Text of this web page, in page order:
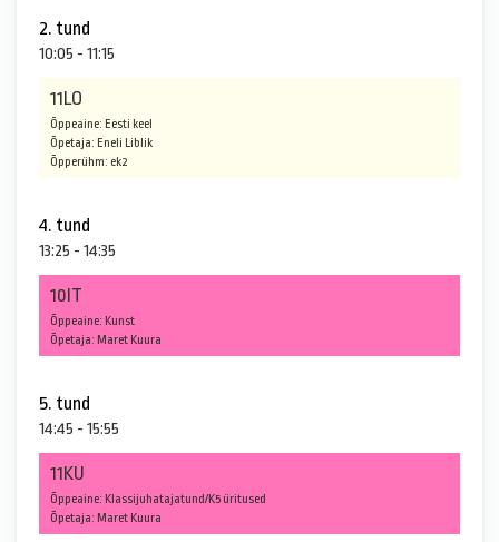
2. tund
10:05 - 11:15
11LO
Õppeaine: Eesti keel
Õpetaja: Eneli Liblik
Õpperühm: ek2
4. tund
13:25 - 14:35
10IT
Õppeaine: Kunst
Õpetaja: Maret Kuura
5. tund
14:45 - 15:55
11KU
Õppeaine: Klassijuhatajatund/K5 üritused
Õpetaja: Maret Kuura